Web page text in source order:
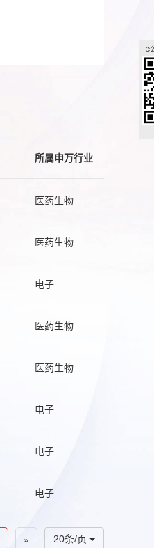
所属申万行业
医药生物
医药生物
电子
医药生物
医药生物
电子
电子
电子
20条/页
»